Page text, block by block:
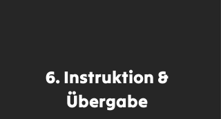
6. Instruktion &
Übergabe